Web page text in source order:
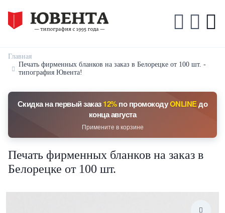
Главная
Печать фирменных бланков на заказ в Белорецке от 100 шт. -
типография Ювента!
Скидка на первый заказ12%по промокодуONLINEдо
конца августа
Примените в корзине
Печать фирменных бланков на заказ в
Белорецке от 100 шт.